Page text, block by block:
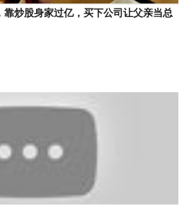
靠炒股身家过亿，买下公司让父亲当总